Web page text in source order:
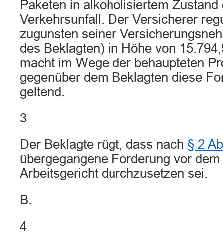
Paketen in alkoholisiertem Zustand
Verkehrsunfall. Der Versicherer
zugunsten seiner
des Beklagten) in Höhe von
macht im Wege der behaupteten
gegenüber dem Beklagten diese
geltend.
3
Der Beklagte rügt, dass nach § 2
übergegangene Forderung vor
Arbeitsgericht durchzusetzen sei.
B.
4